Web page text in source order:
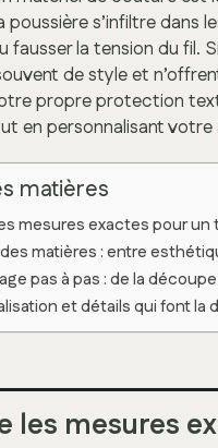
poussière s’infiltre dans
fausser la tension du fil.
de style et
propre protection
en personnalisant votre
matières
mesures exactes pour
matières : entre
pas à pas : de la
et détails qui font la
les mesures